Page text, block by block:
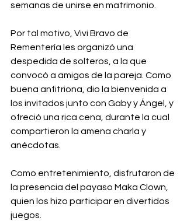
semanas de unirse en matrimonio.
Por tal motivo, Vivi Bravo de
Rementería les organizó una
despedida de solteros, a la que
convocó a amigos de la pareja. Como
buena anfitriona, dio la bienvenida a
los invitados junto con Gaby y Ángel, y
ofreció una rica cena, durante la cual
compartieron la amena charla y
anécdotas.
Como entretenimiento, disfrutaron de
la presencia del payaso Maka Clown,
quien los hizo participar en divertidos
juegos.